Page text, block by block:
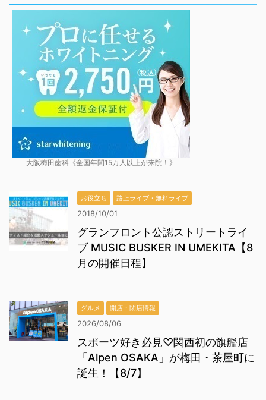
大阪梅田歯科《全国年間15万人以上が来院！》
お役立ち 路上ライブ・無料ライブ
2018/10/01
グランフロント公認ストリートライ
ブ MUSIC BUSKER IN UMEKITA【8
月の開催日程】
グルメ 開店・閉店情報
2026/08/06
スポーツ好き必見♡関西初の旗艦店
「Alpen OSAKA」が梅田・茶屋町に
誕生！【8/7】